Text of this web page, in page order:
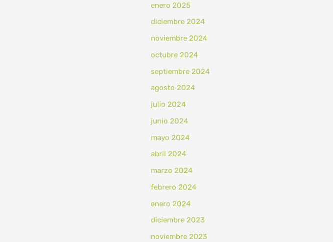
enero 2025
diciembre 2024
noviembre 2024
octubre 2024
septiembre 2024
agosto 2024
julio 2024
junio 2024
mayo 2024
abril 2024
marzo 2024
febrero 2024
enero 2024
diciembre 2023
noviembre 2023